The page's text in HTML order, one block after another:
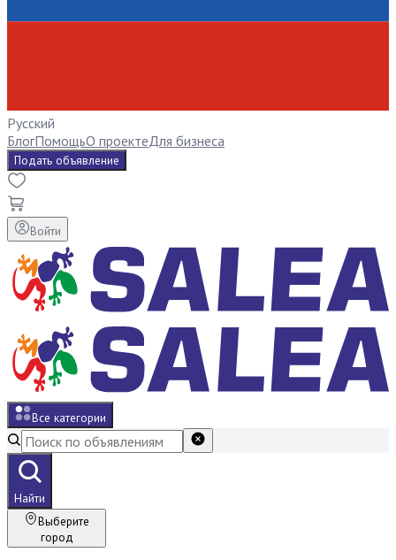
Русский
БлогПомощьО проектеДля бизнеса
Подать объявление
Войти
Все категории
Найти
Выберите
город